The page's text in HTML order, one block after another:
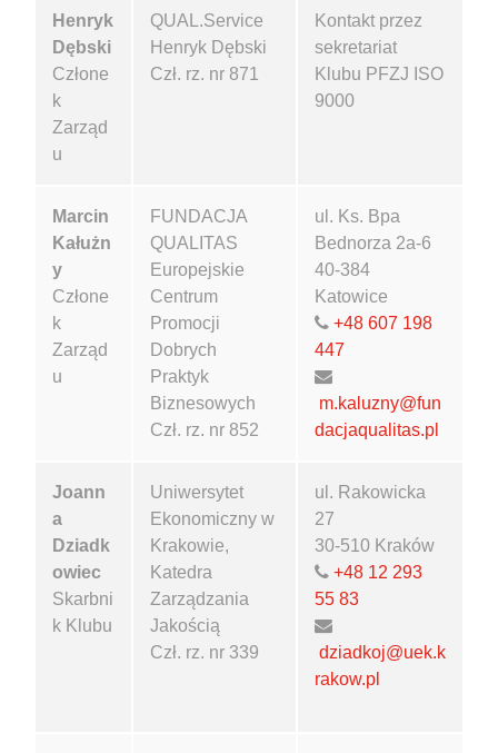
Henryk
Dębski
Człone
k
Zarząd
u
QUAL.Service
Henryk Dębski
Czł. rz. nr 871
Kontakt przez
sekretariat
Klubu PFZJ ISO
9000
Marcin
Kałużn
y
Człone
k
Zarząd
u
FUNDACJA
QUALITAS
Europejskie
Centrum
Promocji
Dobrych
Praktyk
Biznesowych
Czł. rz. nr 852
ul. Ks. Bpa
Bednorza 2a-6
40-384
Katowice
+48 607 198
447
m.kaluzny@fun
dacjaqualitas.pl
Joann
a
Dziadk
owiec
Skarbni
k Klubu
Uniwersytet
Ekonomiczny w
Krakowie,
Katedra
Zarządzania
Jakością
Czł. rz. nr 339
ul. Rakowicka
27
30-510 Kraków
+48 12 293
55 83
dziadkoj@uek.k
rakow.pl